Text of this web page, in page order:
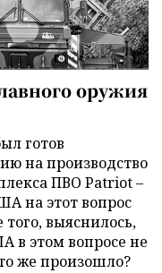
оружия
готов
на производство
ПВО Patriot –
на этот вопрос
выяснилось,
в этом вопросе не
же произошло?